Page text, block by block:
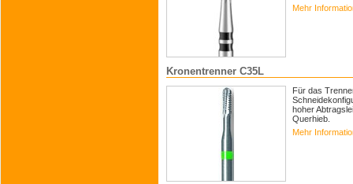
Mehr
Kronentrenner C35L
Für das
hoher
Querhieb.
Mehr